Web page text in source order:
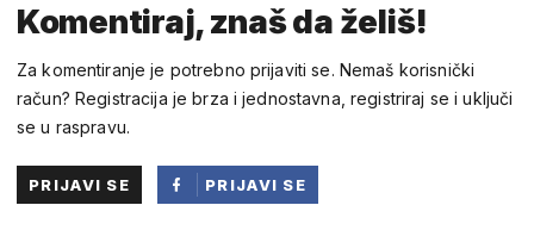
Komentiraj, znaš da želiš!
Za komentiranje je potrebno prijaviti se. Nemaš korisnički
račun? Registracija je brza i jednostavna, registriraj se i uključi
se u raspravu.
PRIJAVI SE
PRIJAVI SE